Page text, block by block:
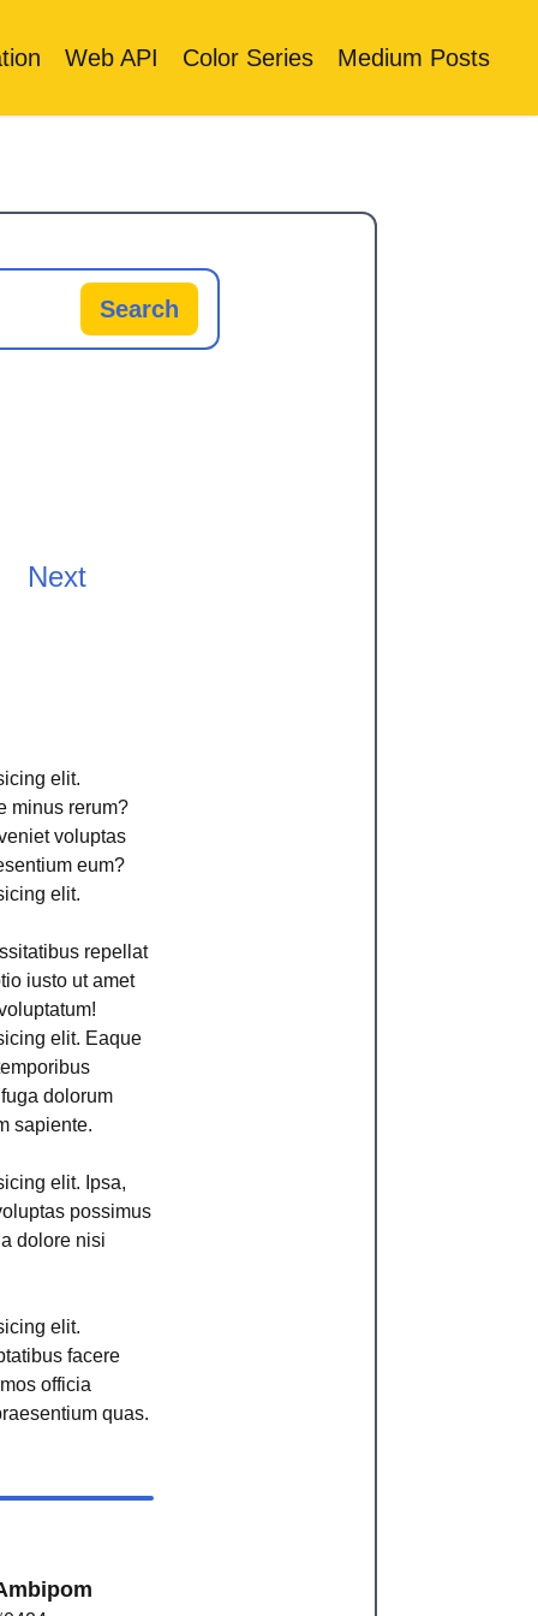
Web API Color Series Medium Posts
Search
Next
elit.
minus rerum?
voluptas
eum?
elit.
repellat
iusto ut amet
elit. Eaque
dolorum
sapiente.
elit. Ipsa,
possimus
dolore nisi
elit.
facere
officia
quas.